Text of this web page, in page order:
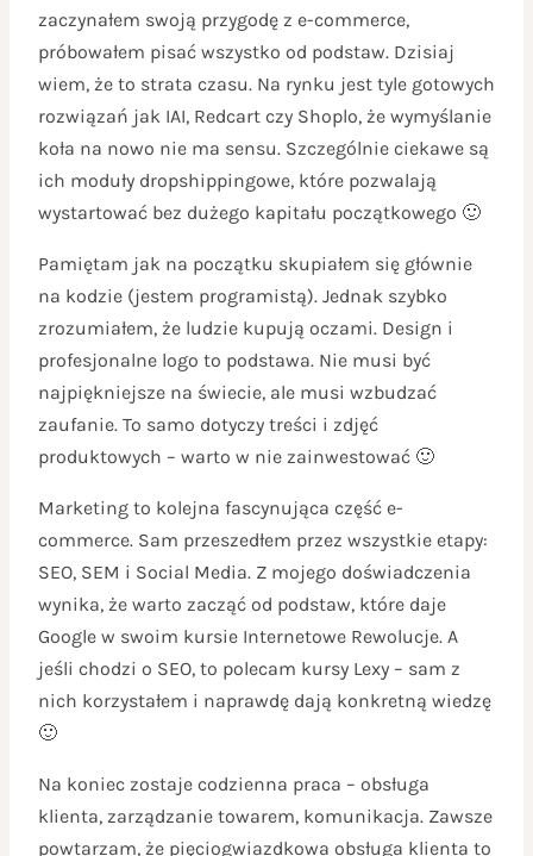
zaczynałem swoją przygodę z e-commerce,
próbowałem pisać wszystko od podstaw. Dzisiaj
wiem, że to strata czasu. Na rynku jest tyle gotowych
rozwiązań jak IAI, Redcart czy Shoplo, że wymyślanie
koła na nowo nie ma sensu. Szczególnie ciekawe są
ich moduły dropshippingowe, które pozwalają
wystartować bez dużego kapitału początkowego 🙂
Pamiętam jak na początku skupiałem się głównie
na kodzie (jestem programistą). Jednak szybko
zrozumiałem, że ludzie kupują oczami. Design i
profesjonalne logo to podstawa. Nie musi być
najpiękniejsze na świecie, ale musi wzbudzać
zaufanie. To samo dotyczy treści i zdjęć
produktowych – warto w nie zainwestować 🙂
Marketing to kolejna fascynująca część e-
commerce. Sam przeszedłem przez wszystkie etapy:
SEO, SEM i Social Media. Z mojego doświadczenia
wynika, że warto zacząć od podstaw, które daje
Google w swoim kursie Internetowe Rewolucje. A
jeśli chodzi o SEO, to polecam kursy Lexy – sam z
nich korzystałem i naprawdę dają konkretną wiedzę
🙂
Na koniec zostaje codzienna praca – obsługa
klienta, zarządzanie towarem, komunikacja. Zawsze
powtarzam, że pięciogwiazdkowa obsługa klienta to